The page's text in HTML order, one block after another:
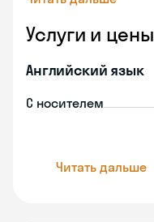
Услуги и цены
Английский язык
С носителем
Читать дальше